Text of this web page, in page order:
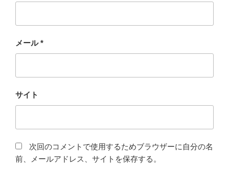
メール*
サイト
次回のコメントで使用するためブラウザーに自分の名
前、メールアドレス、サイトを保存する。